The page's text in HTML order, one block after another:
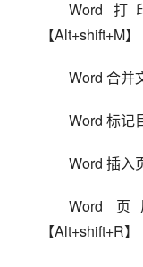
Word
【Alt+shift+M】
Word 合并
Word 标记
Word 插入
Word
【Alt+shift+R】